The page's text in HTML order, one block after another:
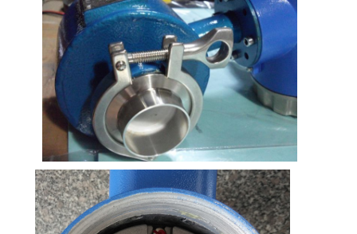
кислотная коррозия.
Но если кислота содержит
антиоксиданты, это значительно
уменьшит коррозию.
Тантал
имеющие сильную устойчивость к
коррозионным средам, аналогичную
стеклу
Практически применимо ко всем
химическим средам.
За исключением фториновой кислоты,
масла и щелочей.
Платиновый
Практически применима во всех